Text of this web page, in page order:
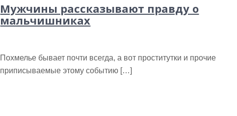
Мужчины рассказывают правду о
мальчишниках
Похмелье бывает почти всегда, а вот проститутки и прочие
приписываемые этому событию […]